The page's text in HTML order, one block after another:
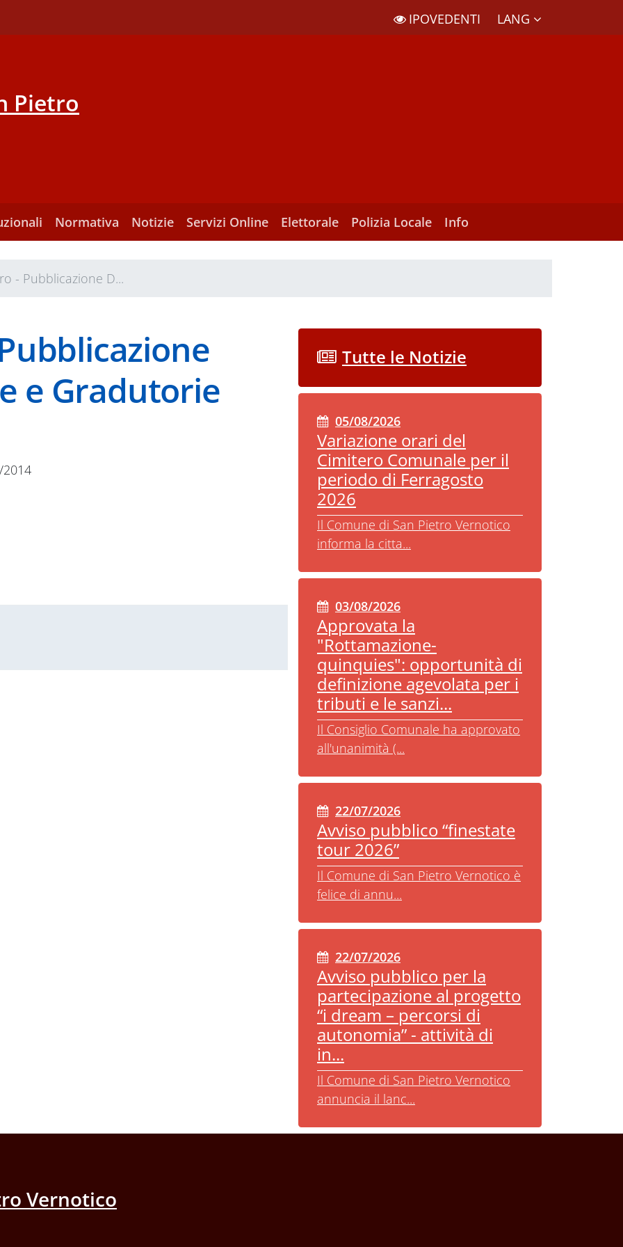
IPOVEDENTI LANG
Pietro
Normativa Notizie Servizi Online Elettorale Polizia Locale Info
- Pubblicazione D...
e Gradutorie
2014
Tutte le Notizie
05/08/2026
Variazione orari del
Cimitero Comunale per il
periodo di Ferragosto
2026
Il Comune di San Pietro Vernotico
informa la citta...
03/08/2026
Approvata la
"Rottamazione-
quinquies": opportunità di
definizione agevolata per i
tributi e le sanzi...
Il Consiglio Comunale ha approvato
all'unanimità (...
22/07/2026
Avviso pubblico “finestate
tour 2026”
Il Comune di San Pietro Vernotico è
felice di annu...
22/07/2026
Avviso pubblico per la
partecipazione al progetto
“i dream – percorsi di
autonomia” - attività di
in...
Il Comune di San Pietro Vernotico
annuncia il lanc...
Vernotico